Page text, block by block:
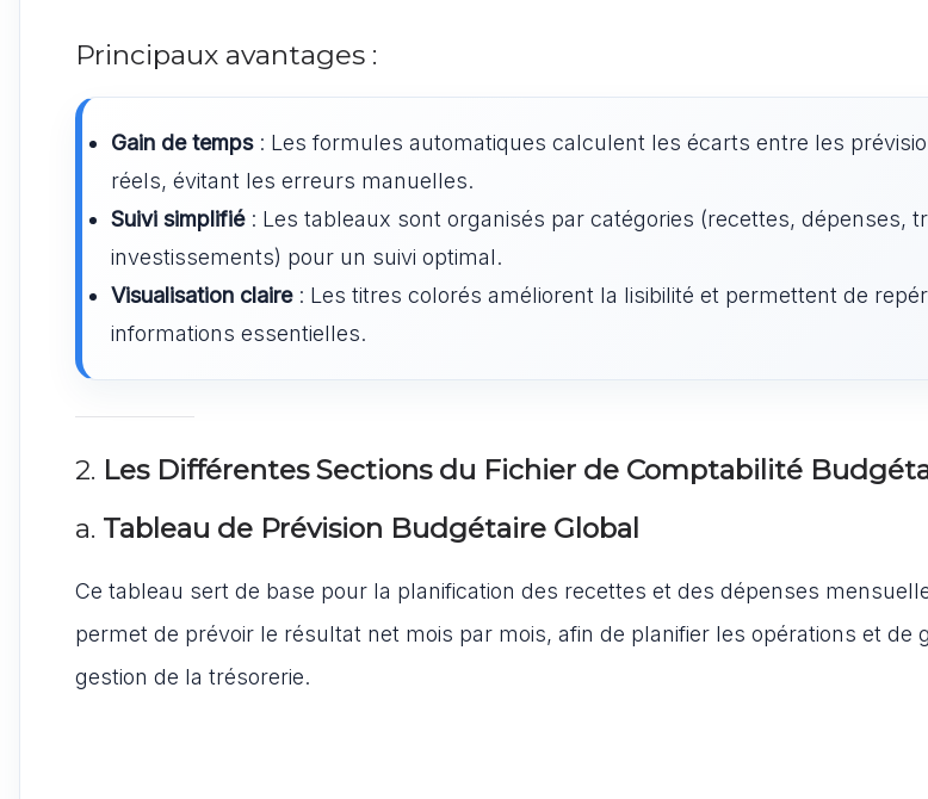
Principaux avantages :
Gain de temps: Les formules automatiques calculent les écarts entre les
réels, évitant les erreurs manuelles.
Suivi simplifié: Les tableaux sont organisés par catégories (recettes, dépenses,
investissements) pour un suivi optimal.
Visualisation claire: Les titres colorés améliorent la lisibilité et permettent de
informations essentielles.
2. Les Différentes Sections du Fichier de Comptabilité
a. Tableau de Prévision Budgétaire Global
Ce tableau sert de base pour la planification des recettes et des dépenses
permet de prévoir le résultat net mois par mois, afin de planifier les opérations et de
gestion de la trésorerie.